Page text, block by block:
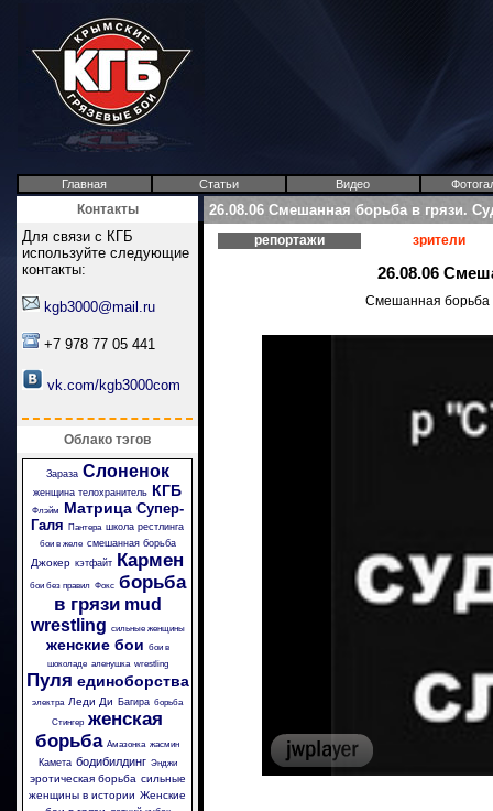
Главная Статьи Видео
Контакты
Для связи с КГБ
используйте следующие
контакты:
kgb3000@mail.ru
+7 978 77 05 441
vk.com/kgb3000com
Облако тэгов
Зараза Слоненок
женщина телохранитель КГБ
Флэйм Матрица Супер-
Галя
Пантера школа рестлинга
бои в желе смешанная борьба
Джокер кэтфайт Кармен
бои без правил Фокс борьба
в грязи mud
wrestling сильные женщины
женские бои бои в
шоколаде аленушка wrestling
Пуля единоборства
электра Леди Ди Багира борьба
Стингер женская
борьба Амазонка жасмин
Камета бодибилдинг Энджи
эротическая борьба сильные
женщины в истории Женские
26.08.06 Смешанная борьба в грязи.
репортажи зрители
26.08.06
Смешанная борьба